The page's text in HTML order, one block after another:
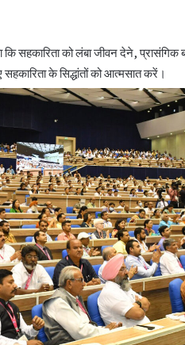
कि सहकारिता को लंबा जीवन देने,
के सिद्धांतों को आत्मसात करें।
सीईए ने
को दी मंजूरी